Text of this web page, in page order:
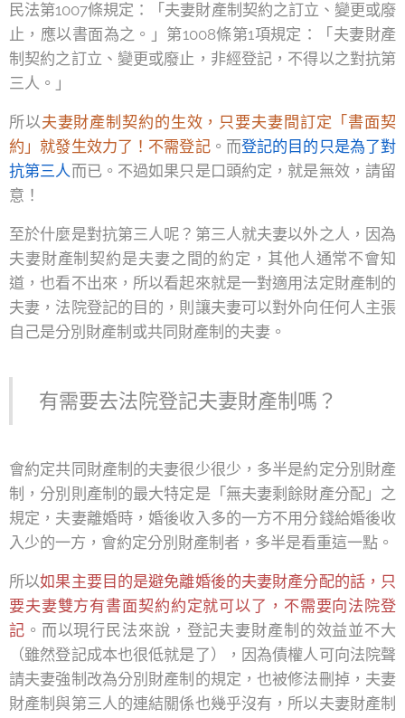
民法第1007條規定：「夫妻財產制契約之訂立、變更或廢
止，應以書面為之。」第1008條第1項規定：「夫妻財產
制契約之訂立、變更或廢止，非經登記，不得以之對抗第
三人。」
所以夫妻財產制契約的生效，只要夫妻間訂定「書面契
約」就發生效力了！不需登記。而登記的目的只是為了對
抗第三人而已。不過如果只是口頭約定，就是無效，請留
意！
至於什麼是對抗第三人呢？第三人就夫妻以外之人，因為
夫妻財產制契約是夫妻之間的約定，其他人通常不會知
道，也看不出來，所以看起來就是一對適用法定財產制的
夫妻，法院登記的目的，則讓夫妻可以對外向任何人主張
自己是分別財產制或共同財產制的夫妻。
有需要去法院登記夫妻財產制嗎？
會約定共同財產制的夫妻很少很少，多半是約定分別財產
制，分別則產制的最大特定是「無夫妻剩餘財產分配」之
規定，夫妻離婚時，婚後收入多的一方不用分錢給婚後收
入少的一方，會約定分別財產制者，多半是看重這一點。
所以如果主要目的是避免離婚後的夫妻財產分配的話，只
要夫妻雙方有書面契約約定就可以了，不需要向法院登
記 。而以現行民法來說，登記夫妻財產制的效益並不大
（雖然登記成本也很低就是了），因為債權人可向法院聲
請夫妻強制改為分別財產制的規定，也被修法刪掉，夫妻
財產制與第三人的連結關係也幾乎沒有，所以夫妻財產制